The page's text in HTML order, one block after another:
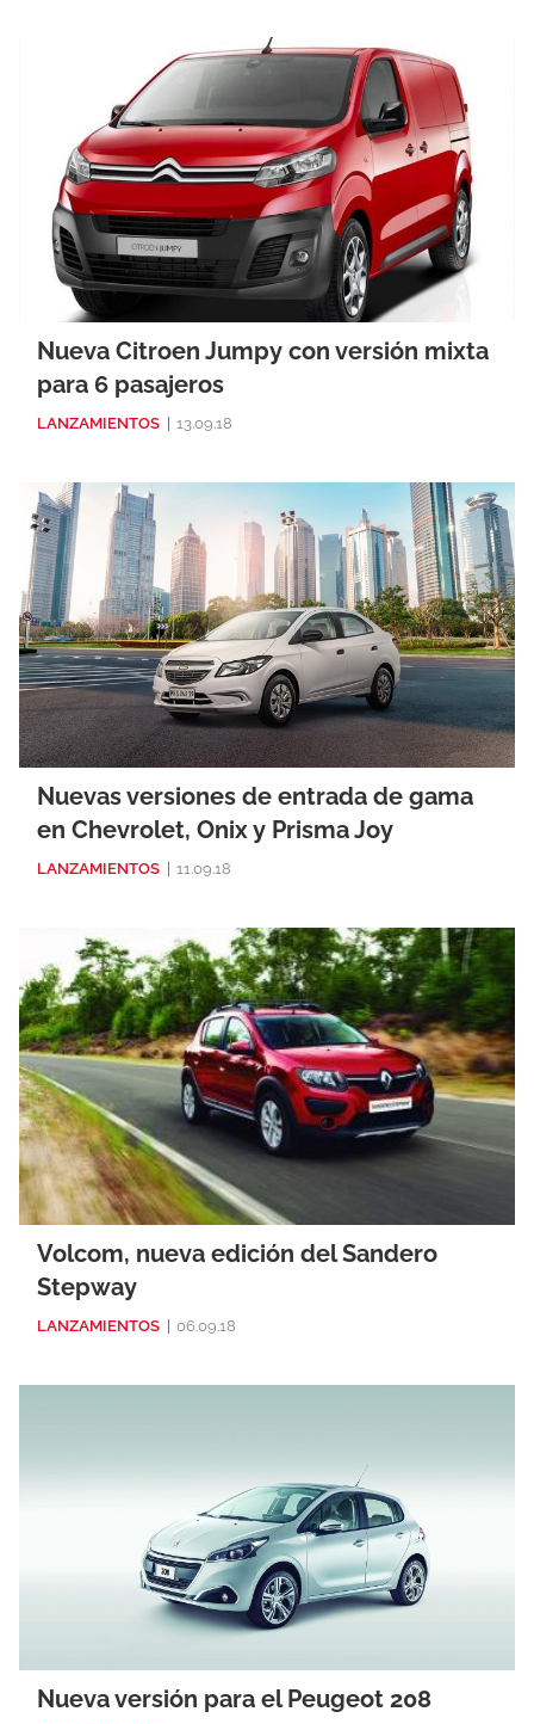
Nueva Citroen Jumpy con versión mixta
para 6 pasajeros
LANZAMIENTOS 13.09.18
Nuevas versiones de entrada de gama
en Chevrolet, Onix y Prisma Joy
LANZAMIENTOS 11.09.18
Volcom, nueva edición del Sandero
Stepway
LANZAMIENTOS | 06.09.18
Nueva versión para el Peugeot 208